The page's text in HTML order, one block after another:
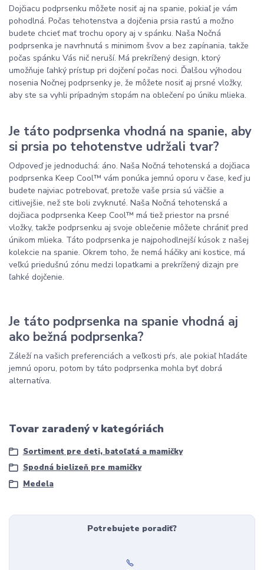
Dojčiacu podprsenku môžete nosiť aj na spanie, pokiaľ je vám
pohodlná. Počas tehotenstva a dojčenia prsia rastú a možno
budete chcieť mať trochu opory aj v spánku. Naša Nočná
podprsenka je navrhnutá s minimom švov a bez zapínania, takže
počas spánku Vás nič neruší. Má prekrížený design, ktorý
umožňuje ľahký prístup pri dojčení počas noci. Ďalšou výhodou
nosenia Nočnej podprsenky je, že môžete nosiť aj prsné vložky,
aby ste sa vyhli prípadným stopám na oblečení po úniku mlieka.
Je táto podprsenka vhodná na spanie, aby
si prsia po tehotenstve udržali tvar?
Odpoveď je jednoduchá: áno. Naša Nočná tehotenská a dojčiaca
podprsenka Keep Cool™ vám ponúka jemnú oporu v čase, keď ju
budete najviac potrebovať, pretože vaše prsia sú väčšie a
citlivejšie, než ste boli zvyknuté. Naša Nočná tehotenská a
dojčiaca podprsenka Keep Cool™ má tiež priestor na prsné
vložky, takže podprsenku aj svoje oblečenie môžete chrániť pred
únikom mlieka. Táto podprsenka je najpohodlnejší kúsok z našej
kolekcie na spanie. Okrem toho, že nemá háčiky ani kostice, má
veľkú priedušnú zónu medzi lopatkami a prekrížený dizajn pre
ľahké dojčenie.
Je táto podprsenka na spanie vhodná aj
ako bežná podprsenka?
Záleží na vašich preferenciách a veľkosti pŕs, ale pokiaľ hľadáte
jemnú oporu, potom by táto podprsenka mohla byť dobrá
alternatíva.
Tovar zaradený v kategóriách
Sortiment pre deti, batoľatá a mamičky
Spodná bielizeň pre mamičky
Medela
Potrebujete poradiť?